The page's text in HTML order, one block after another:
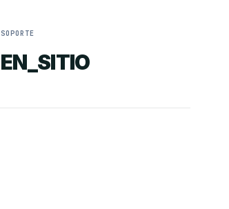
SOPORTE
EN_SITIO